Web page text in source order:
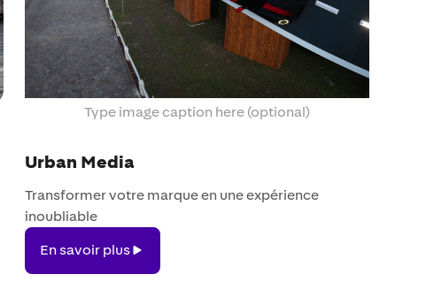
Type image caption here (optional)
Urban Media
Transformer votre marque en une expérience
inoubliable
savoir
En savoir plus